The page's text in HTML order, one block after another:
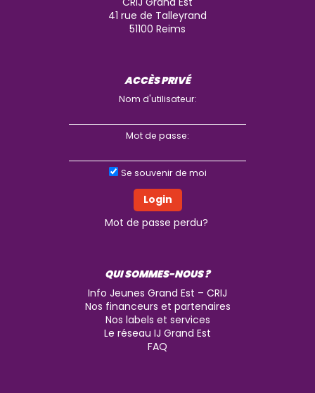
41 rue de Talleyrand
51100 Reims
ACCÈS PRIVÉ
Nom d'utilisateur:
Mot de passe:
Se souvenir de moi
Mot de passe perdu?
QUI SOMMES-NOUS ?
Info Jeunes Grand Est – CRIJ
Nos financeurs et partenaires
Nos labels et services
Le réseau IJ Grand Est
FAQ